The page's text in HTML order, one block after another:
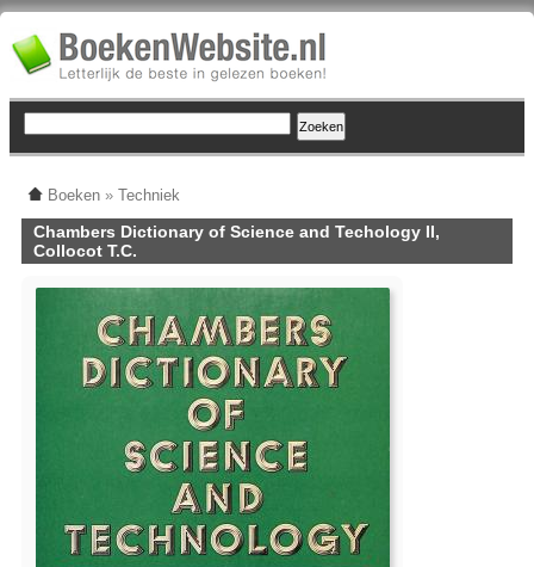
Boeken » Techniek
Chambers Dictionary of Science and Techology II,
Collocot T.C.